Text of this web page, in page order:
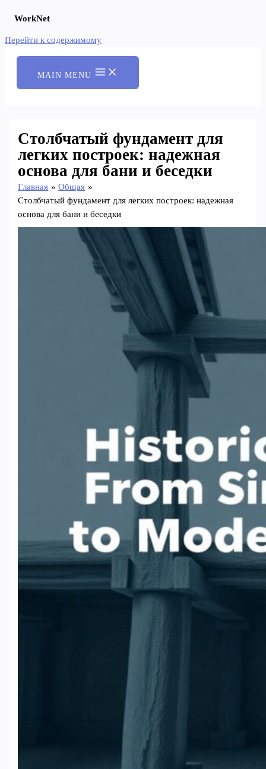
WorkNet
Перейти к содержимому
MAIN MENU
Столбчатый фундамент для
легких построек: надежная
основа для бани и беседки
Главная
Общая
Столбчатый фундамент для легких построек: надежная
основа для бани и беседки